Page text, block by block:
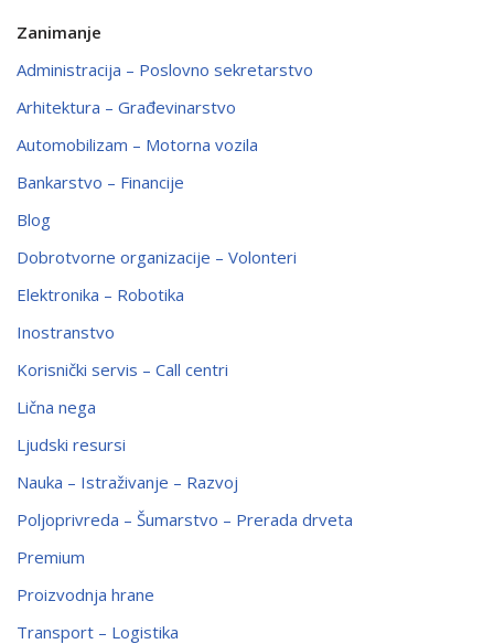
Zanimanje
Administracija – Poslovno sekretarstvo
Arhitektura – Građevinarstvo
Automobilizam – Motorna vozila
Bankarstvo – Financije
Blog
Dobrotvorne organizacije – Volonteri
Elektronika – Robotika
Inostranstvo
Korisnički servis – Call centri
Lična nega
Ljudski resursi
Nauka – Istraživanje – Razvoj
Poljoprivreda – Šumarstvo – Prerada drveta
Premium
Proizvodnja hrane
Transport – Logistika